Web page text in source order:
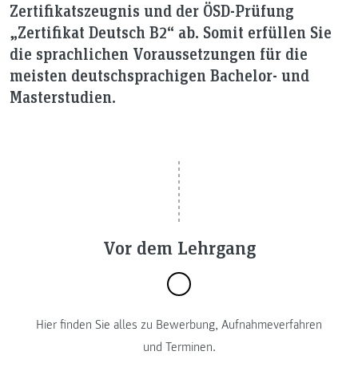
Zertifikatszeugnis und der ÖSD-Prüfung
„Zertifikat Deutsch B2“ ab. Somit erfüllen Sie
die sprachlichen Voraussetzungen für die
meisten deutschsprachigen Bachelor- und
Masterstudien.
Vor dem Lehrgang
Hier finden Sie alles zu Bewerbung, Aufnahmeverfahren
und Terminen.